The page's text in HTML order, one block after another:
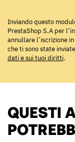
Inviando questo
PrestaShop S.A per
annullare l’iscrizione
che ti sono state
dati e sui tuoi diritti.
QUESTI